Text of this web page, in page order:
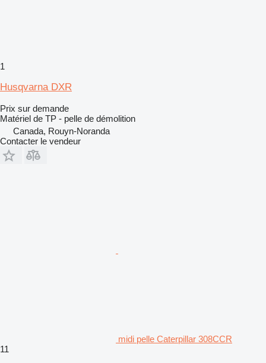
1
Husqvarna DXR
Prix sur demande
Matériel de TP - pelle de démolition
Canada, Rouyn-Noranda
Contacter le vendeur
midi pelle Caterpillar 308CCR
11